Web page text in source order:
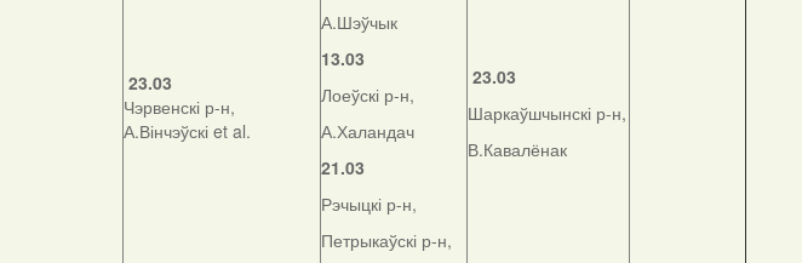
23.03
Чэрвенскі р-н,
А.Вінчэўскі et al.
А.Шэўчык
13.03
Лоеўскі р-н,
А.Халандач
21.03
Рэчыцкі р-н,
Петрыкаўскі р-н,
23.03
Шаркаўшчынскі р-н,
В.Кавалёнак